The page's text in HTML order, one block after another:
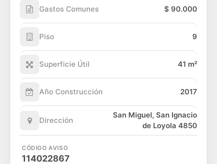
Gastos Comunes $ 90.000
Piso 9
Superficie Útil 41 m²
Año Construcción 2017
Dirección
San Miguel, San Ignacio
de Loyola 4850
CÓDIGO AVISO
114022867